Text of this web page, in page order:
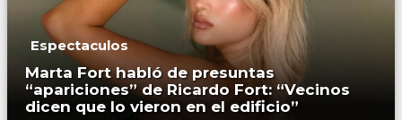
Espectaculos
Marta Fort habló de presuntas
“apariciones” de Ricardo Fort: “Vecinos
dicen que lo vieron en el edificio”